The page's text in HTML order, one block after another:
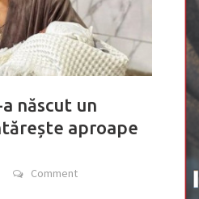
născut un
aproape
Comment